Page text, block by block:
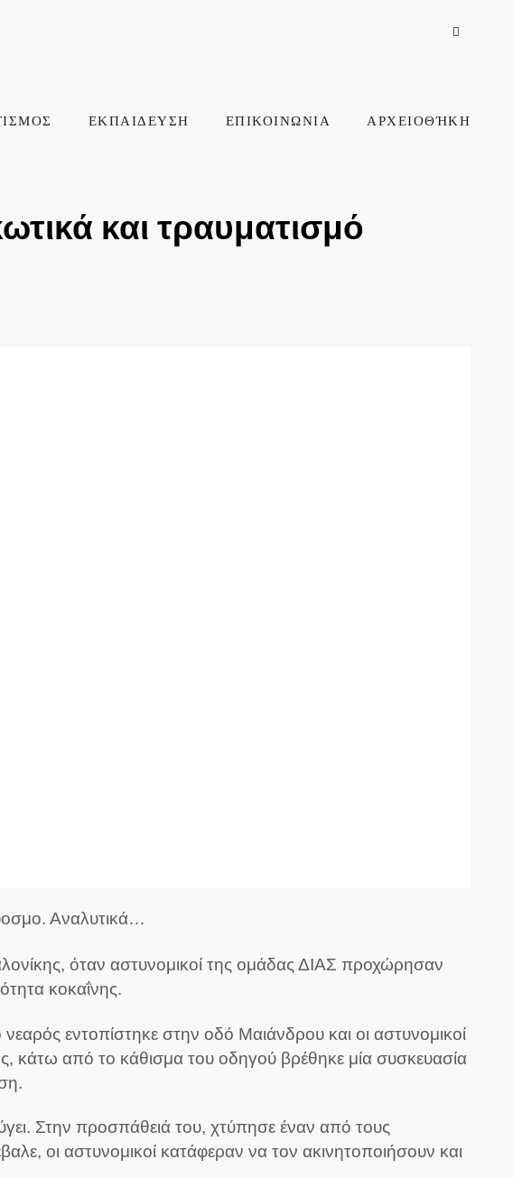
ΕΚΠΑΙΔΕΥΣΗ ΕΠΙΚΟΙΝΩΝΙΑ ΑΡΧΕΙΟΘΉΚΗ
και τραυματισμό
Αναλυτικά…
όταν αστυνομικοί της ομάδας ΔΙΑΣ προχώρησαν
κοκαΐνης.
εντοπίστηκε στην οδό Μαιάνδρου και οι αστυνομικοί
κάτω από το κάθισμα του οδηγού βρέθηκε μία συσκευασία
Στην προσπάθειά του, χτύπησε έναν από τους
οι αστυνομικοί κατάφεραν να τον ακινητοποιήσουν και